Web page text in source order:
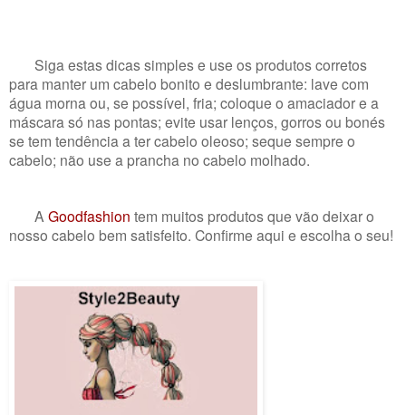
Siga estas dicas simples e use os produtos corretos
para manter um cabelo bonito e deslumbrante: lave com
água morna ou, se possível, fria; coloque o amaciador e a
máscara só nas pontas; evite usar lenços, gorros ou bonés
se tem tendência a ter cabelo oleoso; seque sempre o
cabelo; não use a prancha no cabelo molhado.
AGoodfashion tem muitos produtos que vão deixar o
nosso cabelo bem satisfeito. Confirme aqui e escolha o seu!